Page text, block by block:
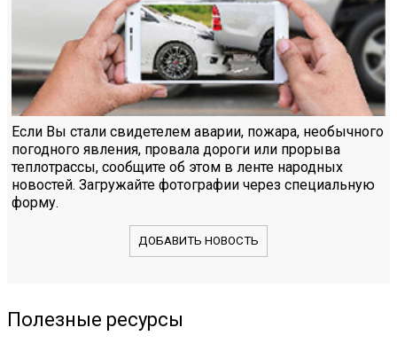
Если Вы стали свидетелем аварии, пожара, необычного
погодного явления, провала дороги или прорыва
теплотрассы, сообщите об этом в ленте народных
новостей. Загружайте фотографии через специальную
форму.
ДОБАВИТЬ НОВОСТЬ
Полезные ресурсы